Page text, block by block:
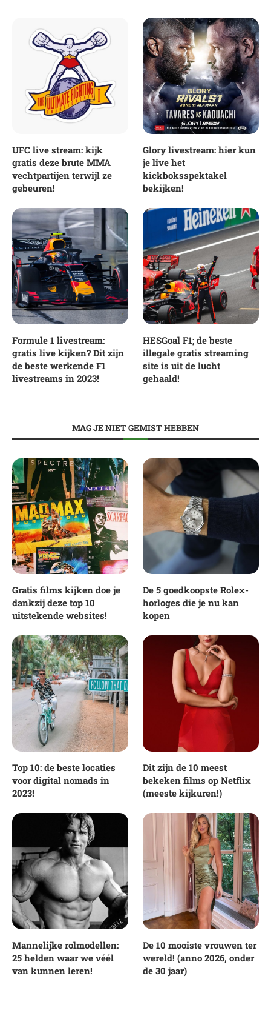
UFC live stream: kijk
gratis deze brute MMA
vechtpartijen terwijl ze
gebeuren!
Glory livestream: hier kun
je live het
kickboksspektakel
bekijken!
Formule 1 livestream:
gratis live kijken? Dit zijn
de beste werkende F1
livestreams in 2023!
HESGoal F1; de beste
illegale gratis streaming
site is uit de lucht
gehaald!
MAG JE NIET GEMIST HEBBEN
Gratis films kijken doe je
dankzij deze top 10
uitstekende websites!
De 5 goedkoopste Rolex-
horloges die je nu kan
kopen
Top 10: de beste locaties
voor digital nomads in
2023!
Dit zijn de 10 meest
bekeken films op Netflix
(meeste kijkuren!)
Mannelijke rolmodellen:
25 helden waar we véél
van kunnen leren!
De 10 mooiste vrouwen ter
wereld! (anno 2026, onder
de 30 jaar)